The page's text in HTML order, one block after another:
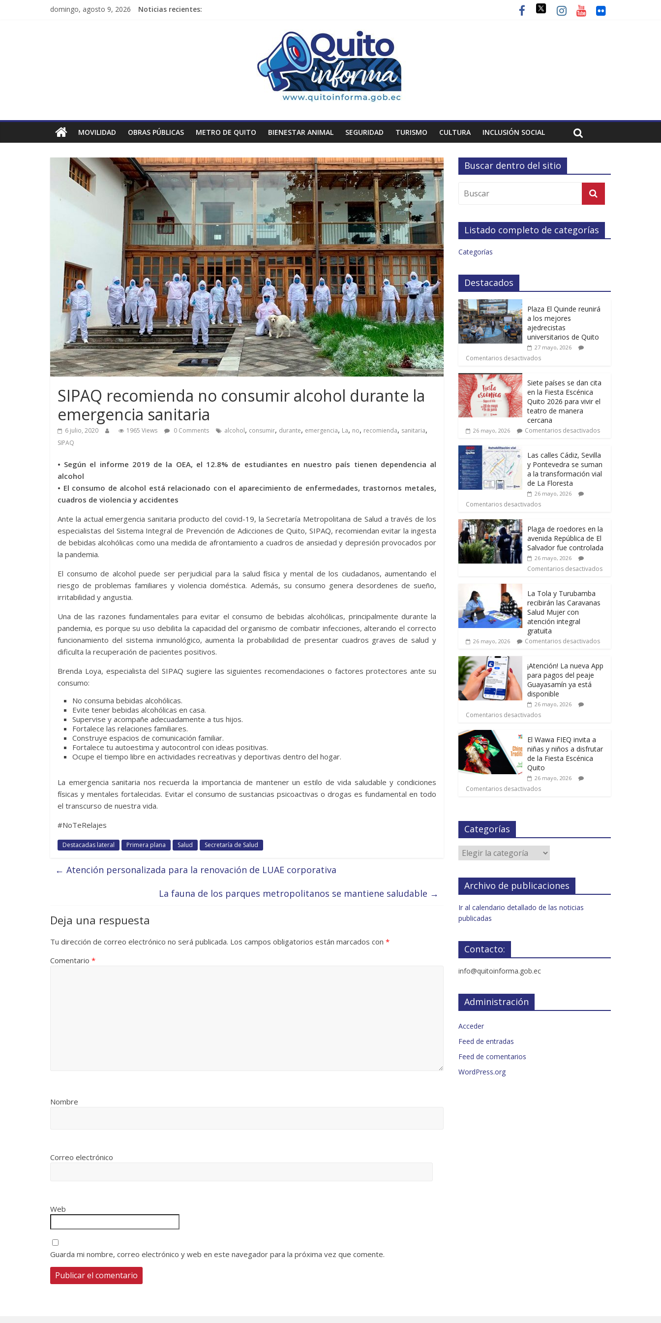
domingo, agosto 9, 2026 Noticias recientes:
MOVILIDAD OBRAS PÚBLICAS METRO DE QUITO BIENESTAR ANIMAL SEGURIDAD TURISMO CULTURA INCLUSIÓN SOCIAL
SIPAQ recomienda no consumir alcohol durante la
emergencia sanitaria
6 julio, 2020 1965 Views 0 Comments alcohol, consumir, durante, emergencia, La, no, recomienda, sanitaria,
SIPAQ
• Según el informe 2019 de la OEA, el 12.8% de estudiantes en nuestro país tienen dependencia al
alcohol
• El consumo de alcohol está relacionado con el aparecimiento de enfermedades, trastornos metales,
cuadros de violencia y accidentes
Ante la actual emergencia sanitaria producto del covid-19, la Secretaría Metropolitana de Salud a través de los
especialistas del Sistema Integral de Prevención de Adicciones de Quito, SIPAQ, recomiendan evitar la ingesta
de bebidas alcohólicas como una medida de afrontamiento a cuadros de ansiedad y depresión provocados por
la pandemia.
El consumo de alcohol puede ser perjudicial para la salud física y mental de los ciudadanos, aumentando el
riesgo de problemas familiares y violencia doméstica. Además, su consumo genera desordenes de sueño,
irritabilidad y angustia.
Una de las razones fundamentales para evitar el consumo de bebidas alcohólicas, principalmente durante la
pandemia, es porque su uso debilita la capacidad del organismo de combatir infecciones, alterando el correcto
funcionamiento del sistema inmunológico, aumenta la probabilidad de presentar cuadros graves de salud y
dificulta la recuperación de pacientes positivos.
Brenda Loya, especialista del SIPAQ sugiere las siguientes recomendaciones o factores protectores ante su
consumo:
No consuma bebidas alcohólicas.
Evite tener bebidas alcohólicas en casa.
Supervise y acompañe adecuadamente a tus hijos.
Fortalece las relaciones familiares.
Construye espacios de comunicación familiar.
Fortalece tu autoestima y autocontrol con ideas positivas.
Ocupe el tiempo libre en actividades recreativas y deportivas dentro del hogar.
La emergencia sanitaria nos recuerda la importancia de mantener un estilo de vida saludable y condiciones
físicas y mentales fortalecidas. Evitar el consumo de sustancias psicoactivas o drogas es fundamental en todo
el transcurso de nuestra vida.
#NoTeRelajes
Destacadas lateral Primera plana Salud Secretaría de Salud
← Atención personalizada para la renovación de LUAE corporativa
La fauna de los parques metropolitanos se mantiene saludable →
Deja una respuesta
Tu dirección de correo electrónico no será publicada. Los campos obligatorios están marcados con *
Comentario *
Nombre
Correo electrónico
Web
Guarda mi nombre, correo electrónico y web en este navegador para la próxima vez que comente.
Buscar dentro del sitio
Listado completo de categorías
Categorías
Destacados
Plaza El Quinde reunirá
a los mejores
ajedrecistas
universitarios de Quito
27 mayo, 2026
Comentarios desactivados
Siete países se dan cita
en la Fiesta Escénica
Quito 2026 para vivir el
teatro de manera
cercana
26 mayo, 2026 Comentarios desactivados
Las calles Cádiz, Sevilla
y Pontevedra se suman
a la transformación vial
de La Floresta
26 mayo, 2026
Comentarios desactivados
Plaga de roedores en la
avenida República de El
Salvador fue controlada
26 mayo, 2026
Comentarios desactivados
La Tola y Turubamba
recibirán las Caravanas
Salud Mujer con
atención integral
gratuita
26 mayo, 2026 Comentarios desactivados
¡Atención! La nueva App
para pagos del peaje
Guayasamín ya está
disponible
26 mayo, 2026
Comentarios desactivados
El Wawa FIEQ invita a
niñas y niños a disfrutar
de la Fiesta Escénica
Quito
26 mayo, 2026
Comentarios desactivados
Categorías
Archivo de publicaciones
Ir al calendario detallado de las noticias
publicadas
Contacto:
info@quitoinforma.gob.ec
Administración
Acceder
Feed de entradas
Feed de comentarios
WordPress.org